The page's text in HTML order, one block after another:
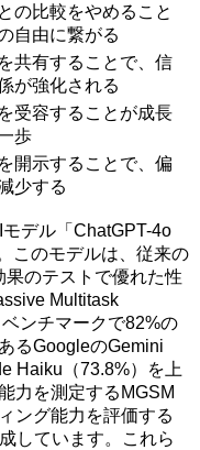
の比較をやめること
自由に繋がる
共有することで、信
が強化される
受容することが成長
歩
開示することで、偏
少する
デル「ChatGPT-4o
このモデルは、従来の
果のテストで優れた性
Multitask
ンチマークで82%の
るGoogleのGemini
Haiku（73.8%）を上
力を測定するMGSM
ング能力を評価する
しています。これら